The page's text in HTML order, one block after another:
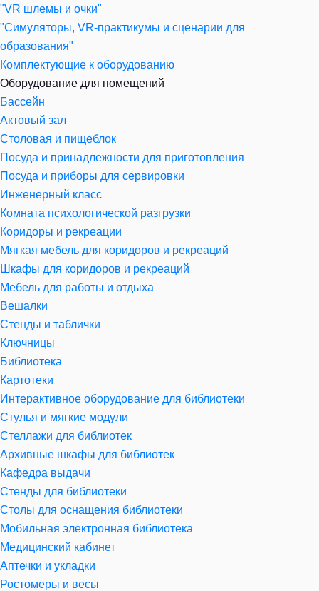
"VR шлемы и очки"
"Симуляторы, VR-практикумы и сценарии для
образования"
Комплектующие к оборудованию
Оборудование для помещений
Бассейн
Актовый зал
Столовая и пищеблок
Посуда и принадлежности для приготовления
Посуда и приборы для сервировки
Инженерный класс
Комната психологической разгрузки
Коридоры и рекреации
Мягкая мебель для коридоров и рекреаций
Шкафы для коридоров и рекреаций
Мебель для работы и отдыха
Вешалки
Стенды и таблички
Ключницы
Библиотека
Картотеки
Интерактивное оборудование для библиотеки
Стулья и мягкие модули
Стеллажи для библиотек
Архивные шкафы для библиотек
Кафедра выдачи
Стенды для библиотеки
Столы для оснащения библиотеки
Мобильная электронная библиотека
Медицинский кабинет
Аптечки и укладки
Ростомеры и весы